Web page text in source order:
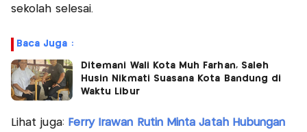
sekolah selesai.
Baca Juga :
Ditemani Wali Kota Muh Farhan, Saleh
Husin Nikmati Suasana Kota Bandung di
Waktu Libur
Lihat juga: Ferry Irawan Rutin Minta Jatah Hubungan